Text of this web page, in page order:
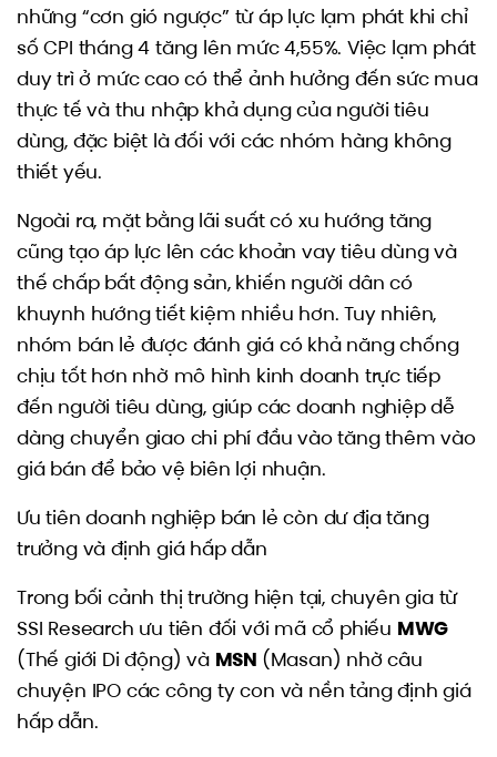
những “cơn gió ngược” từ áp lực lạm phát khi chỉ
số CPI tháng 4 tăng lên mức 4,55%. Việc lạm phát
duy trì ở mức cao có thể ảnh hưởng đến sức mua
thực tế và thu nhập khả dụng của người tiêu
dùng, đặc biệt là đối với các nhóm hàng không
thiết yếu.
Ngoài ra, mặt bằng lãi suất có xu hướng tăng
cũng tạo áp lực lên các khoản vay tiêu dùng và
thế chấp bất động sản, khiến người dân có
khuynh hướng tiết kiệm nhiều hơn. Tuy nhiên,
nhóm bán lẻ được đánh giá có khả năng chống
chịu tốt hơn nhờ mô hình kinh doanh trực tiếp
đến người tiêu dùng, giúp các doanh nghiệp dễ
dàng chuyển giao chi phí đầu vào tăng thêm vào
giá bán để bảo vệ biên lợi nhuận.
Ưu tiên doanh nghiệp bán lẻ còn dư địa tăng
trưởng và định giá hấp dẫn
Trong bối cảnh thị trường hiện tại, chuyên gia từ
SSI Research ưu tiên đối với mã cổ phiếu MWG
(Thế giới Di động) và MSN (Masan) nhờ câu
chuyện IPO các công ty con và nền tảng định giá
hấp dẫn.